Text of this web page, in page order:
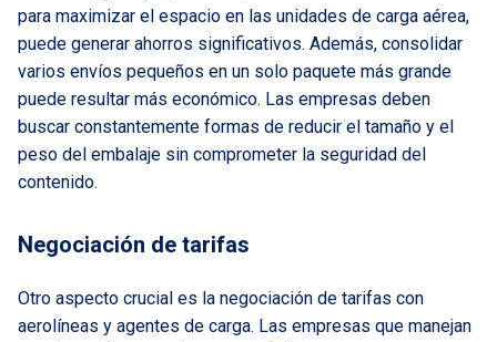
para maximizar el espacio en las unidades de carga aérea,
puede generar ahorros significativos. Además, consolidar
varios envíos pequeños en un solo paquete más grande
puede resultar más económico. Las empresas deben
buscar constantemente formas de reducir el tamaño y el
peso del embalaje sin comprometer la seguridad del
contenido.
Negociación de tarifas
Otro aspecto crucial es la negociación de tarifas con
aerolíneas y agentes de carga. Las empresas que manejan